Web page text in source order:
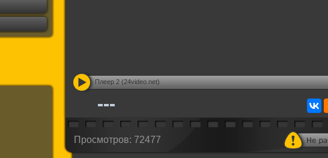
Плеер 2 (24video.net)
Просмотров: 72477